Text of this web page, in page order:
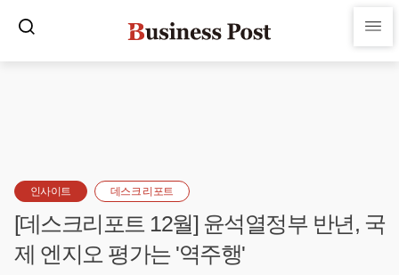
인사이트 데스크 리포트
[데스크리포트 12월] 윤석열정부 반년, 국
제 엔지오 평가는 '역주행'